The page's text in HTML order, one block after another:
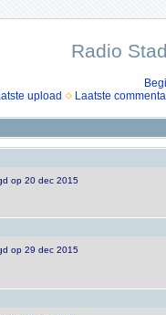
Radio
upload Laatste
op 20 dec 2015
op 29 dec 2015